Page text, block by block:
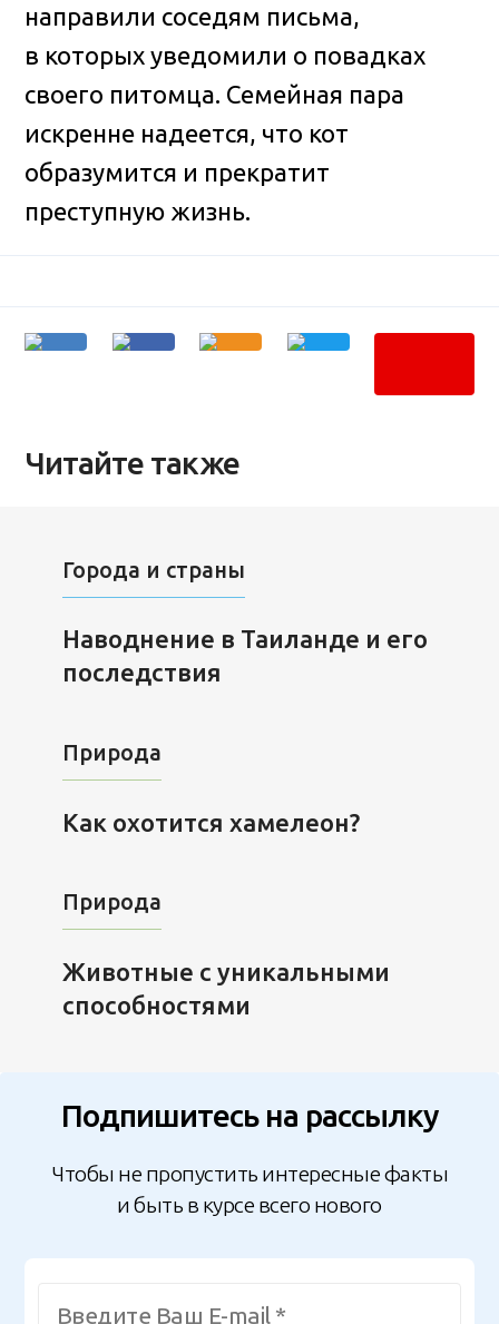
направили соседям письма,
в которых уведомили о повадках
своего питомца. Семейная пара
искренне надеется, что кот
образумится и прекратит
преступную жизнь.
Читайте также
Города и страны
Наводнение в Таиланде и его
последствия
Природа
Как охотится хамелеон?
Природа
Животные с уникальными
способностями
Подпишитесь на рассылку
Чтобы не пропустить интересные факты
и быть в курсе всего нового